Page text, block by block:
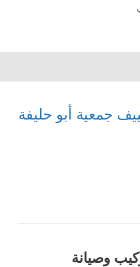
جمعية أبو حليفة
وصيانة